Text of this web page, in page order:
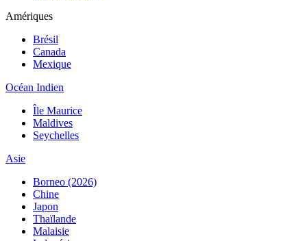
Amériques
Brésil
Canada
Mexique
Océan Indien
Île Maurice
Maldives
Seychelles
Asie
Borneo (2026)
Chine
Japon
Thaïlande
Malaisie